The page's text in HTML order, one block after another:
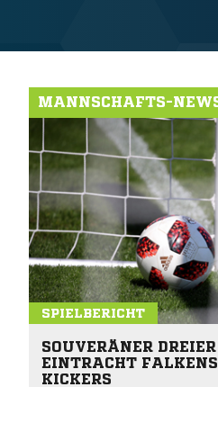
MANNSCHAFTS-
SPIELBERICHT
SOUVERÄNER DREIER
EINTRACHT
KICKERS